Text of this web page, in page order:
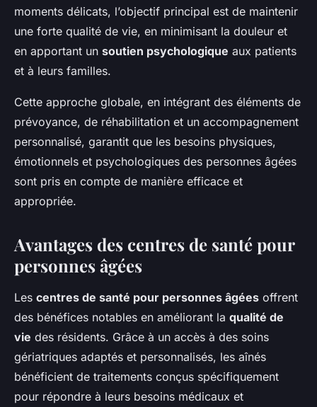
moments délicats, l’objectif principal est de maintenir
une forte qualité de vie, en minimisant la douleur et
en apportant un soutien psychologique aux patients
et à leurs familles.
Cette approche globale, en intégrant des éléments de
prévoyance, de réhabilitation et un accompagnement
personnalisé, garantit que les besoins physiques,
émotionnels et psychologiques des personnes âgées
sont pris en compte de manière efficace et
appropriée.
Avantages des centres de santé pour
personnes âgées
Les centres de santé pour personnes âgées offrent
des bénéfices notables en améliorant la qualité de
vie des résidents. Grâce à un accès à des soins
gériatriques adaptés et personnalisés, les aînés
bénéficient de traitements conçus spécifiquement
pour répondre à leurs besoins médicaux et